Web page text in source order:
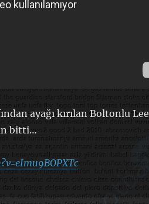
ayağı kırılanBoltonlu Lee
bitti…